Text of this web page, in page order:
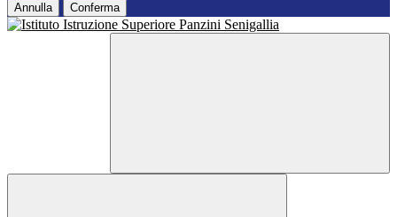
Annulla Conferma